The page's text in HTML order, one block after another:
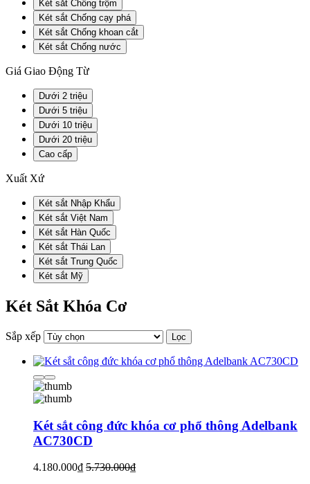
Két sắt Chống trộm
Két sắt Chống cạy phá
Két sắt Chống khoan cắt
Két sắt Chống nước
Giá Giao Động Từ
Dưới 2 triệu
Dưới 5 triệu
Dưới 10 triệu
Dưới 20 triệu
Cao cấp
Xuất Xứ
Két sắt Nhập Khẩu
Két sắt Việt Nam
Két sắt Hàn Quốc
Két sắt Thái Lan
Két sắt Trung Quốc
Két sắt Mỹ
Két Sắt Khóa Cơ
Sắp xếp Lọc
Két sắt công đức khóa cơ phổ thông Adelbank
AC730CD
4.180.000₫ 5.730.000₫